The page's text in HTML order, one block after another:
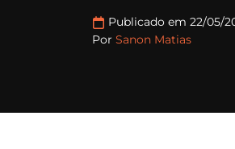
Publicado em 22/05/
Por Sanon Matias